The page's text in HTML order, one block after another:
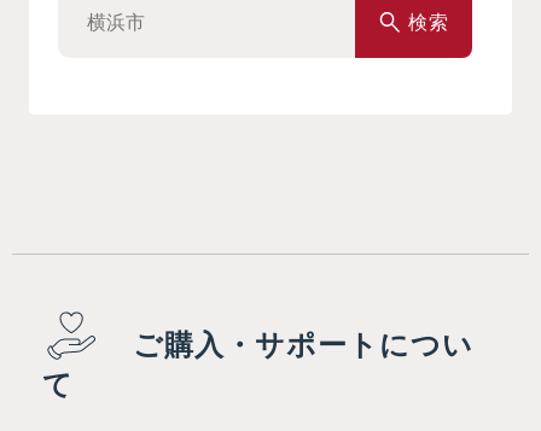
検索
ご購入・サポートについ
て